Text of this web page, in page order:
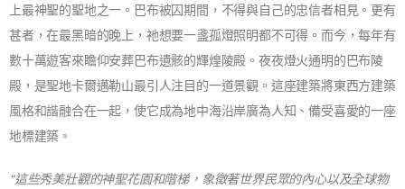
上最神聖的聖地之一。巴布被囚期間，不得與自己的忠信者相見。更有
甚者，在最黑暗的晚上，祂想要一盞孤燈照明都不可得。而今，每年有
數十萬遊客來瞻仰安葬巴布遺骸的輝煌陵殿。夜夜燈火通明的巴布陵
殿，是聖地卡爾邁勒山最引人注目的一道景觀。這座建築將東西方建築
風格和諧融合在一起，使它成為地中海沿岸廣為人知、備受喜愛的一座
地標建築。
“這些秀美壯觀的神聖花園和階梯，象徵著世界民眾的內心以及全球物